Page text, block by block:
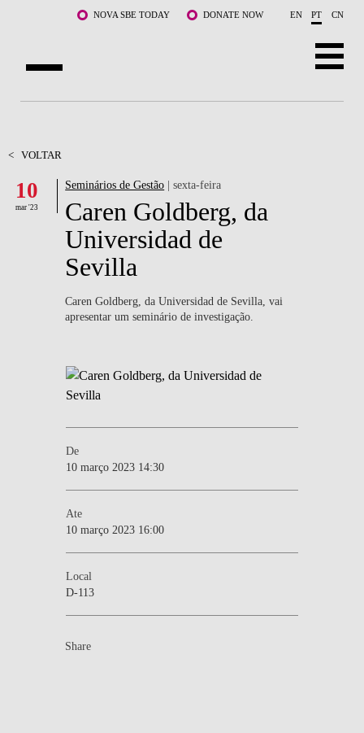
Saltar para o conteúdo principalNOVA SBE TODAY DONATE NOW EN PT CN
DOCENTES E INVESTIGAÇÃO
COMUNIDADE
LIFE AT NOVA SBE
WHAT'S HAPPENING
< VOLTAR
10
mar '23
Seminários de Gestão | sexta-feira
Caren Goldberg, da
Universidad de
Sevilla
Caren Goldberg, da Universidad de Sevilla, vai
apresentar um seminário de investigação.
De
10 março 2023 14:30
Ate
10 março 2023 16:00
Local
D-113
Share